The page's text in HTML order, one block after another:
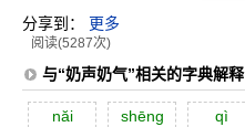
分享到： 更多
阅读(5287次)
与“奶声奶气”相关的字典解释
năi shēng qì